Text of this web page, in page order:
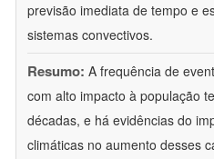
previsão imediata de tempo e
sistemas convectivos.
Resumo: A frequência de
com alto impacto à população
décadas, e há evidências do
climáticas no aumento desses